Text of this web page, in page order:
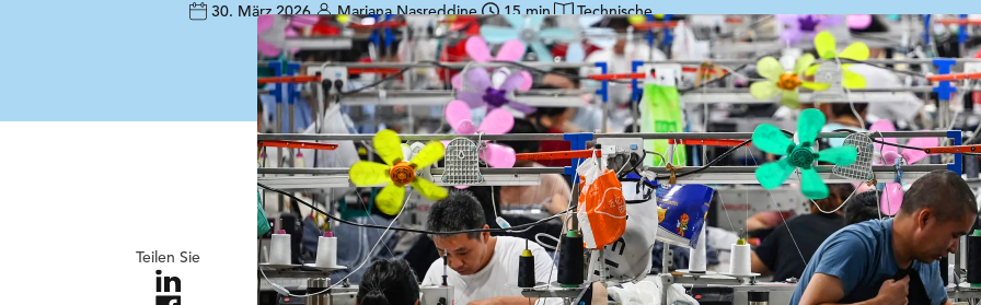
30. März 2026 Mariana Nasreddine 15 min Technische
Teilen Sie